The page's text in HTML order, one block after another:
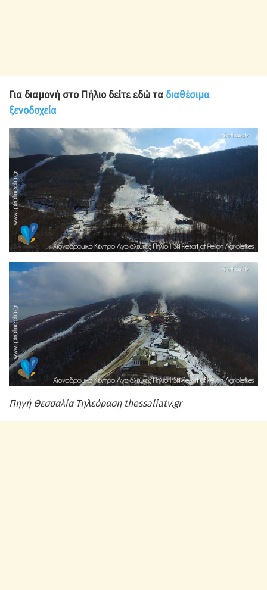
Για διαμονή στο Πήλιο δείτε εδώ τα διαθέσιμα
ξενοδοχεία
Πηγή Θεσσαλία Τηλεόραση thessaliatv.gr